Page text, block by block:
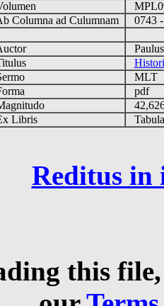
Columna ad Culumnam
0743
MLT
pdf
Libris
Reditus in
this